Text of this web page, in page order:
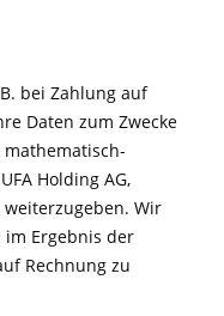
bei Zahlung auf
Daten zum Zwecke
Holding AG,
weiterzugeben. Wir
im Ergebnis der
Rechnung zu